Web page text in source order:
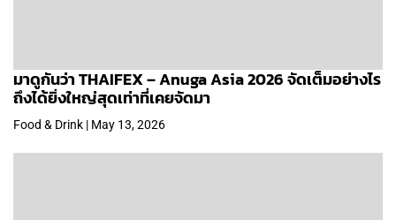
มาดูกันว่า THAIFEX – Anuga Asia 2026 จัดเต็มอย่างไร
ถึงได้ยิ่งใหญ่สุดเท่าที่เคยจัดมา
Food & Drink | May 13, 2026